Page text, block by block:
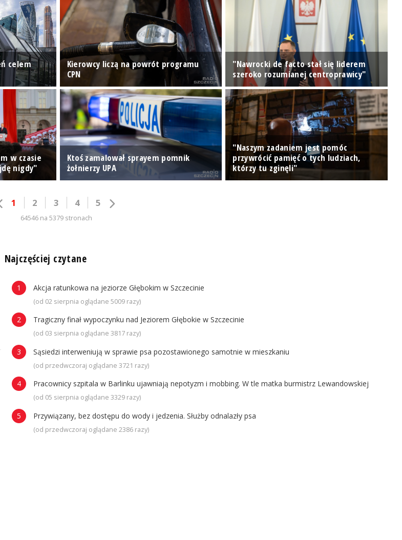
celem
Kierowcy liczą na powrót programu
CPN
"Nawrocki de facto stał się liderem
szeroko rozumianej centroprawicy"
w czasie
nigdy"
Ktoś zamalował sprayem pomnik
żołnierzy UPA
"Naszym zadaniem jest pomóc
przywrócić pamięć o tych ludziach,
którzy tu zginęli"
1 2 3 4 5
64546 na 5379 stronach
Najczęściej czytane
Akcja ratunkowa na jeziorze Głębokim w Szczecinie
(od 02 sierpnia oglądane 5009 razy)
Tragiczny finał wypoczynku nad Jeziorem Głębokie w Szczecinie
(od 03 sierpnia oglądane 3817 razy)
Sąsiedzi interweniują w sprawie psa pozostawionego samotnie w mieszkaniu
(od przedwczoraj oglądane 3721 razy)
Pracownicy szpitala w Barlinku ujawniają nepotyzm i mobbing. W tle matka burmistrz Lewandowskiej
(od 05 sierpnia oglądane 3329 razy)
Przywiązany, bez dostępu do wody i jedzenia. Służby odnalazły psa
(od przedwczoraj oglądane 2386 razy)